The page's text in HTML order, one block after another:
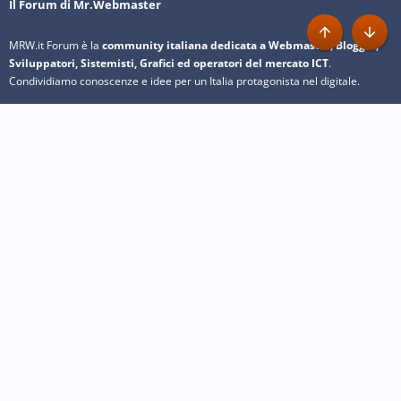
Il Forum di Mr.Webmaster
MRW.it Forum è la community italiana dedicata a Webmaster, Blogger,
Sviluppatori, Sistemisti, Grafici ed operatori del mercato ICT.
Condividiamo conoscenze e idee per un Italia protagonista nel digitale.
Alto Basso